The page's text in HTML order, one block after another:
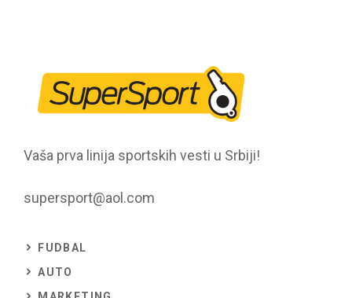
Vaša prva linija sportskih vesti u Srbiji!
supersport@aol.com
FUDBAL
AUTO